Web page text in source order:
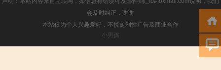
会及时纠正，谢谢
本站仅为个人兴趣爱好，不接盈利性广告及商业合作
小男孩